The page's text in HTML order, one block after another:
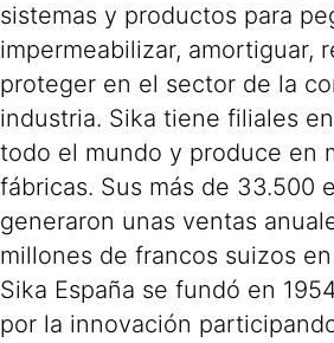
sistemas y productos para
impermeabilizar, amortiguar,
proteger en el sector de la
industria. Sika tiene filiales
todo el mundo y produce en
fábricas. Sus más de 33.500
generaron unas ventas
millones de francos suizos
Sika España se fundó en
por la innovación